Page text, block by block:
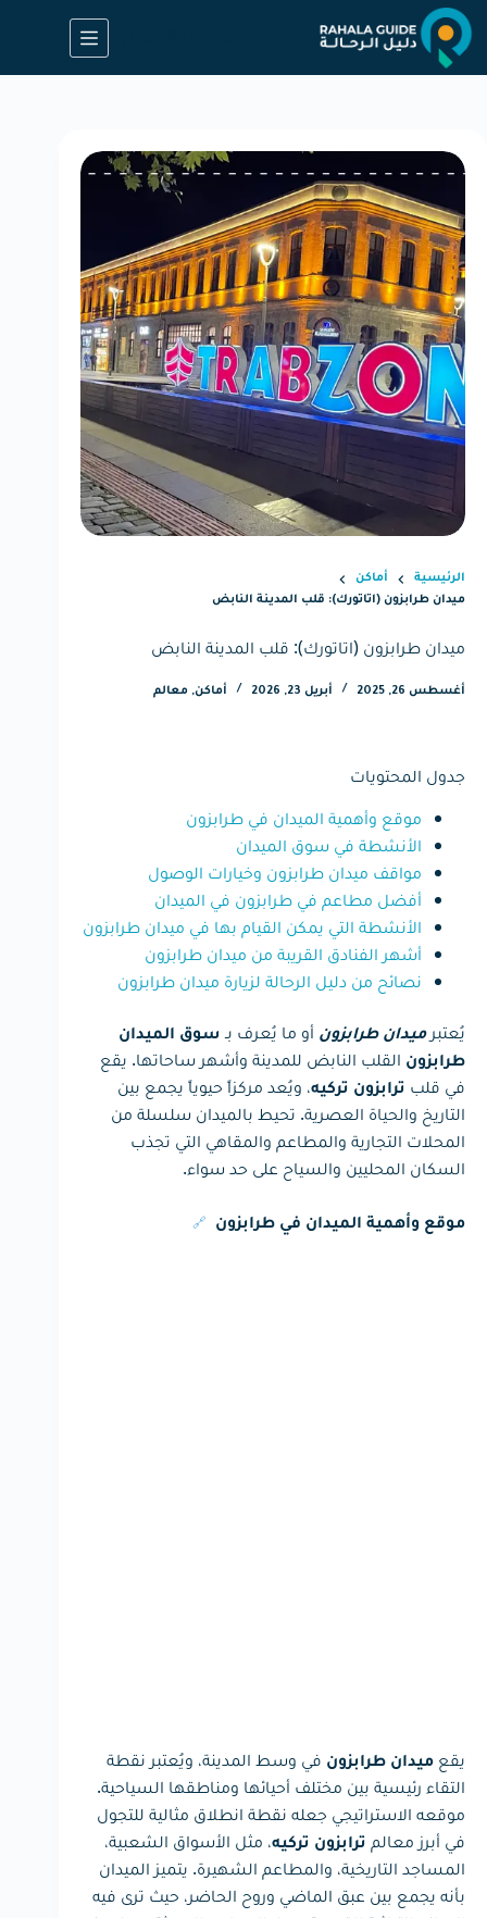
الرئيسية
أماكن
ميدان طرابزون (اتاتورك): قلب المدينة النابض
ميدان طرابزون (اتاتورك): قلب المدينة النابض
أغسطس 26, 2025 أبريل 23, 2026 أماكن, معالم
جدول المحتويات
موقع وأهمية الميدان في طرابزون
الأنشطة في سوق الميدان
مواقف ميدان طرابزون وخيارات الوصول
أفضل مطاعم في طرابزون في الميدان
الأنشطة التي يمكن القيام بها في ميدان طرابزون
أشهر الفنادق القريبة من ميدان طرابزون
نصائح من دليل الرحالة لزيارة ميدان طرابزون
يُعتبرميدان طرابزون أو ما يُعرف بـ سوق الميدان
طرابزون القلب النابض للمدينة وأشهر ساحاتها. يقع
في قلب ترابزون تركيه، ويُعد مركزاً حيوياً يجمع بين
التاريخ والحياة العصرية. تحيط بالميدان سلسلة من
المحلات التجارية والمطاعم والمقاهي التي تجذب
السكان المحليين والسياح على حد سواء.
موقع وأهمية الميدان في طرابزون 🔗
يقع ميدان طرابزون في وسط المدينة، ويُعتبر نقطة
التقاء رئيسية بين مختلف أحيائها ومناطقها السياحية.
موقعه الاستراتيجي جعله نقطة انطلاق مثالية للتجول
في أبرز معالم ترابزون تركيه، مثل الأسواق الشعبية،
المساجد التاريخية، والمطاعم الشهيرة. يتميز الميدان
بأنه يجمع بين عبق الماضي وروح الحاضر، حيث ترى فيه